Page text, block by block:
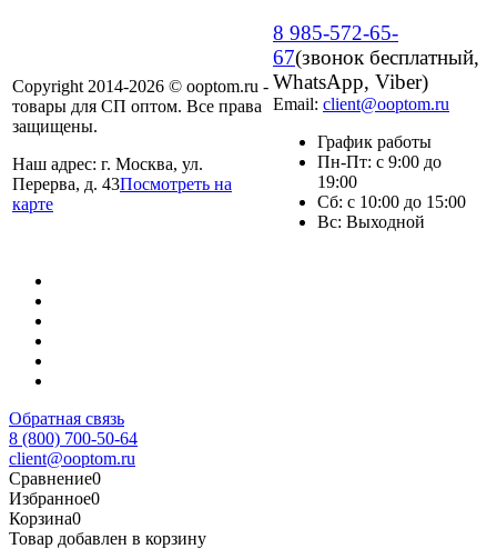
Copyright 2014-2026 © ooptom.ru -
товары для СП оптом. Все права
защищены.
Наш адрес: г. Москва, ул.
Перерва, д. 43Посмотреть на
карте
8 985-572-65-
67(звонок бесплатный,
WhatsApp, Viber)
Email: client@ooptom.ru
График работы
Пн-Пт: с 9:00 до
19:00
Сб: с 10:00 до 15:00
Вс: Выходной
Обратная связь
8 (800) 700-50-64
client@ooptom.ru
Сравнение0
Избранное0
Корзина0
Товар добавлен в корзину